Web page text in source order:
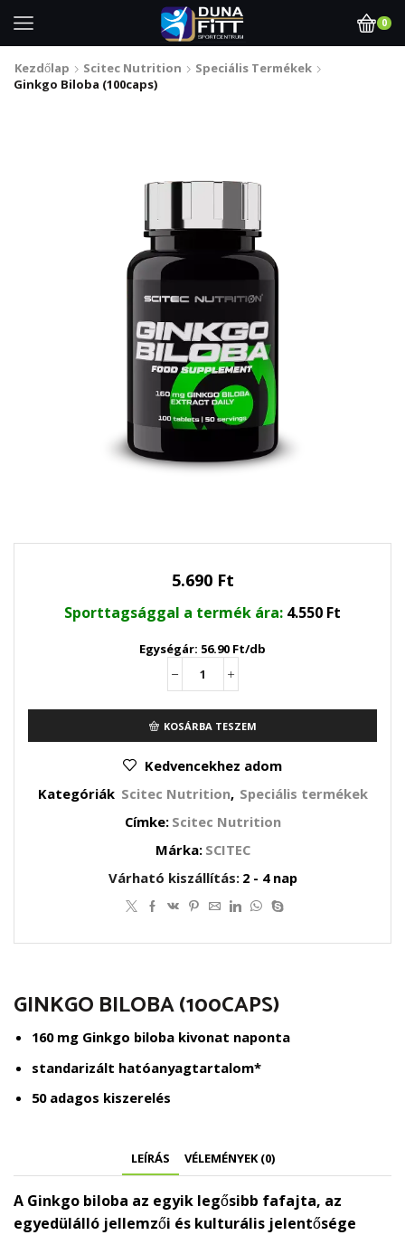
0
Kezdőlap Scitec Nutrition
Speciális Termékek
Ginkgo Biloba (100caps)
5.690 Ft
Sporttagsággal a termék ára: 4.550 Ft
Egységár: 56.90 Ft/db
Ginkgo
(100caps)
mennyiség
KOSÁRBA TESZEM
Kedvencekhez adom
Kategóriák Scitec Nutrition, Speciális termékek
Címke: Scitec Nutrition
Márka: SCITEC
Várható kiszállítás: 2 - 4 nap
GINKGO BILOBA (100CAPS)
160 mg Ginkgo biloba kivonat naponta
standarizált hatóanyagtartalom*
50 adagos kiszerelés
LEÍRÁS VÉLEMÉNYEK (0)
A Ginkgo biloba az egyik legősibb fafajta, az
egyedülálló jellemzői és kulturális jelentősége